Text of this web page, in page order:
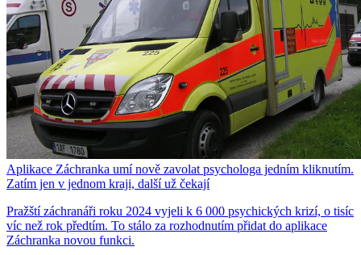
Aplikace Záchranka umí nově zavolat psychologa jedním kliknutím.
Zatím jen v jednom kraji, další už čekají
Pražští záchranáři roku 2024 vyjeli k 6 000 psychických krizí, o tisíc
víc než rok předtím. To stálo za rozhodnutím přidat do aplikace
Záchranka novou funkci.